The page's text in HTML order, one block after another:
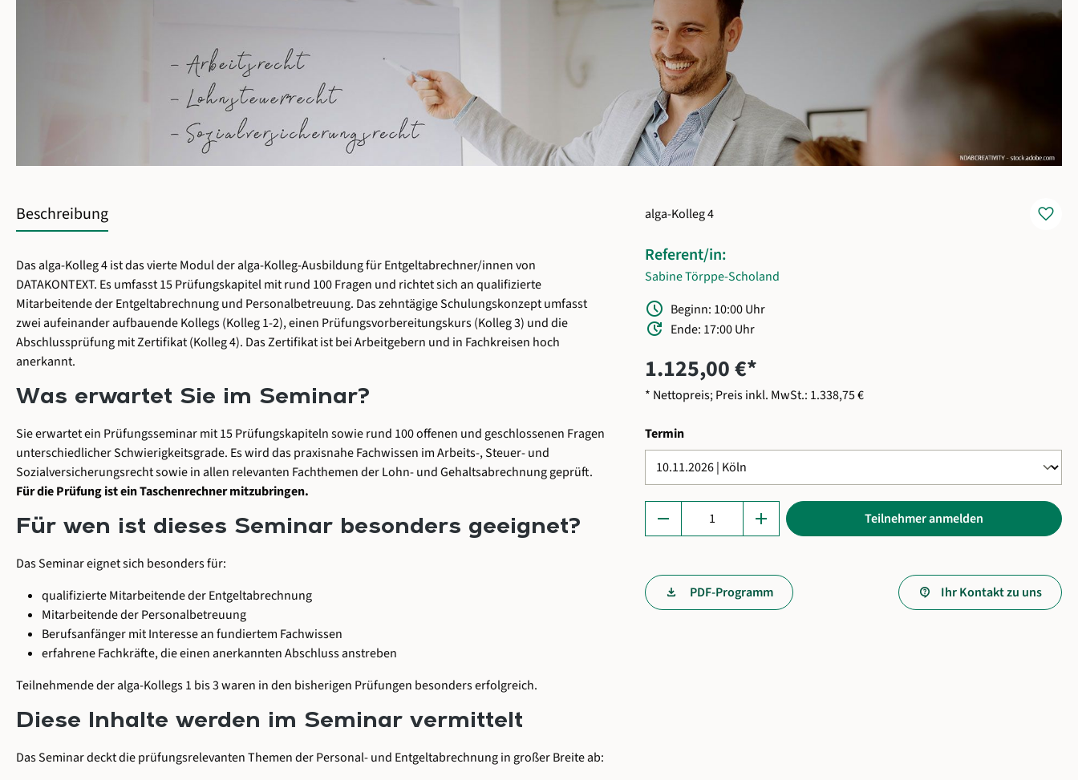
Beschreibung
Das alga-Kolleg 4 ist das vierte Modul der alga-Kolleg-Ausbildung für Entgeltabrechner/innen von
DATAKONTEXT. Es umfasst 15 Prüfungskapitel mit rund 100 Fragen und richtet sich an qualifizierte
Mitarbeitende der Entgeltabrechnung und Personalbetreuung. Das zehntägige Schulungskonzept umfasst
zwei aufeinander aufbauende Kollegs (Kolleg 1-2), einen Prüfungsvorbereitungskurs(Kolleg 3) und die
Abschlussprüfung mit Zertifikat(Kolleg 4). Das Zertifikat ist bei Arbeitgebern und in Fachkreisen hoch
anerkannt.
Was erwartet Sie im Seminar?
Sie erwartet ein Prüfungsseminar mit 15 Prüfungskapiteln sowie rund 100 offenen und geschlossenen Fragen
unterschiedlicher Schwierigkeitsgrade. Es wird das praxisnahe Fachwissen im Arbeits-, Steuer- und
Sozialversicherungsrecht sowie in allen relevanten Fachthemen der Lohn- und Gehaltsabrechnung geprüft.
Für die Prüfung ist ein Taschenrechner mitzubringen.
Für wen ist dieses Seminar besonders geeignet?
Das Seminar eignet sich besonders für:
qualifizierte Mitarbeitende der Entgeltabrechnung
Mitarbeitende der Personalbetreuung
Berufsanfänger mit Interesse an fundiertem Fachwissen
erfahrene Fachkräfte, die einen anerkannten Abschluss anstreben
Teilnehmende der alga-Kollegs 1 bis 3 waren in den bisherigen Prüfungen besonders erfolgreich.
Diese Inhalte werden im Seminar vermittelt
Das Seminar deckt die prüfungsrelevanten Themen der Personal- und Entgeltabrechnung in großer Breite ab:
alga-Kolleg 4
favorite
Referent/in:
Sabine Törppe-Scholand
Schedule Beginn: 10:00 Uhr
Update Ende: 17:00 Uhr
1.125,00 €*
* Nettopreis; Preis inkl. MwSt.: 1.338,75 €
Terminauswählen
Produkt Anzahl: Gib den gewünschten Wert ein
remove add Teilnehmer anmelden
PDF-Programm Ihr Kontakt zu uns